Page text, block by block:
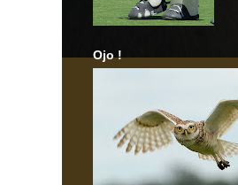
Ojo !